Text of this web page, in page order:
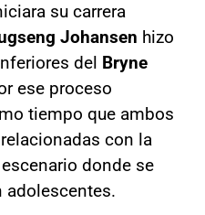
su carrera
Johansen hizo
del Bryne
ese proceso
tiempo que ambos
con la
escenario donde se
adolescentes.